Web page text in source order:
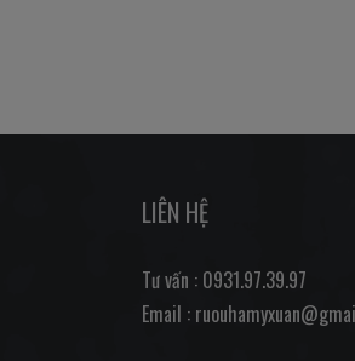
LIÊN HỆ
Tư vấn : 0931.97.39.97
Email :